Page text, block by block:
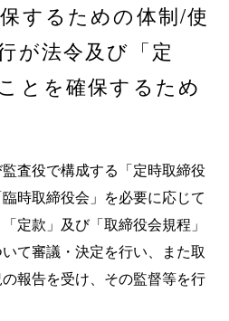
するための体制/使
が法令及び「定
とを確保するため
査役で構成する「定時取締役
時取締役会」を必要に応じて
定款」及び「取締役会規程」
て審議・決定を行い、また取
報告を受け、その監督等を行